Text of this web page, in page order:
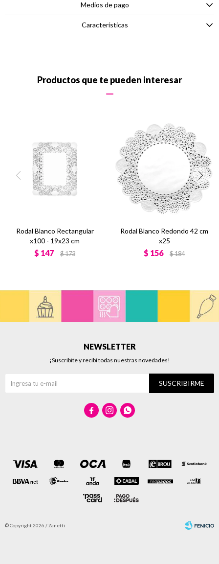
Medios de pago
Características
Productos que te pueden interesar
Rodal Blanco Rectangular
x100 - 19x23 cm
$ 147 $173
Rodal Blanco Redondo 42 cm
x25
$ 156 $184
NEWSLETTER
¡Suscribite y recibí todas nuestras novedades!
SUSCRIBIRME
  
© Copyright 2026 / Zanetti